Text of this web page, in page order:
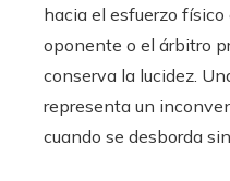
hacia el esfuerzo
oponente o el árbitro
conserva la lucidez.
representa un
cuando se desborda